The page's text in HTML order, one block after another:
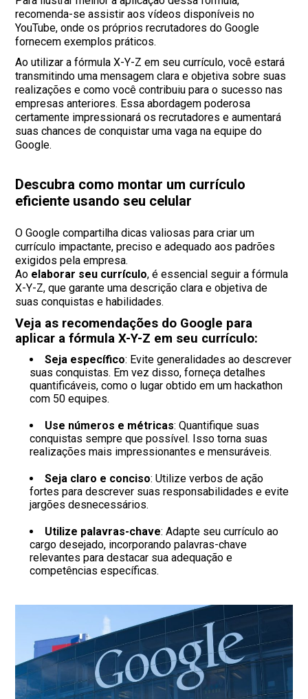
recomenda-se assistir aos vídeos disponíveis no
YouTube, onde os próprios recrutadores do Google
fornecem exemplos práticos.
Ao utilizar a fórmula X-Y-Z em seu currículo, você estará
transmitindo uma mensagem clara e objetiva sobre suas
realizações e como você contribuiu para o sucesso nas
empresas anteriores. Essa abordagem poderosa
certamente impressionará os recrutadores e aumentará
suas chances de conquistar uma vaga na equipe do
Google.
Descubra como montar um currículo
eficiente usando seu celular
O Google compartilha dicas valiosas para criar um
currículo impactante, preciso e adequado aos padrões
exigidos pela empresa.
Ao elaborar seu currículo, é essencial seguir a fórmula
X-Y-Z, que garante uma descrição clara e objetiva de
suas conquistas e habilidades.
Veja as recomendações do Google para
aplicar a fórmula X-Y-Z em seu currículo:
Seja específico: Evite generalidades ao descrever
suas conquistas. Em vez disso, forneça detalhes
quantificáveis, como o lugar obtido em um hackathon
com 50 equipes.
Use números e métricas: Quantifique suas
conquistas sempre que possível. Isso torna suas
realizações mais impressionantes e mensuráveis.
Seja claro e conciso: Utilize verbos de ação
fortes para descrever suas responsabilidades e evite
jargões desnecessários.
Utilize palavras-chave: Adapte seu currículo ao
cargo desejado, incorporando palavras-chave
relevantes para destacar sua adequação e
competências específicas.